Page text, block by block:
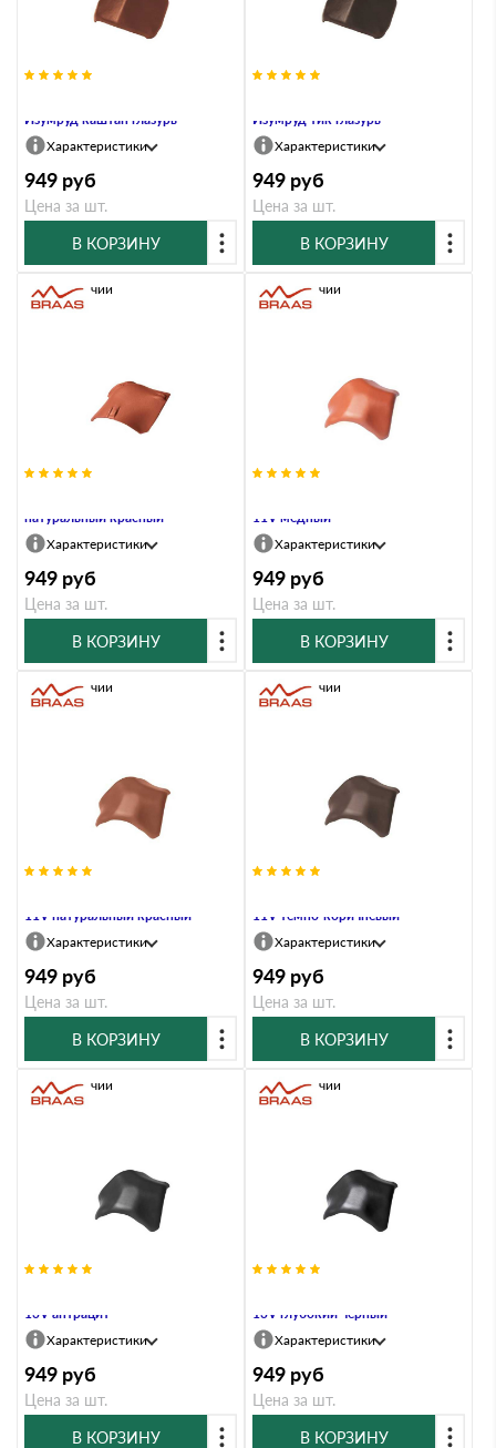
Изумруд каштан глазурь
Характеристики
949 руб
Цена за шт.
В КОРЗИНУ
Изумруд тик глазурь
Характеристики
949 руб
Цена за шт.
В КОРЗИНУ
натуральный красный
В наличии
Характеристики
949 руб
Цена за шт.
В КОРЗИНУ
11V медный
В наличии
Характеристики
949 руб
Цена за шт.
В КОРЗИНУ
11V натуральный красный
В наличии
Характеристики
949 руб
Цена за шт.
В КОРЗИНУ
11V темно-коричневый
В наличии
Характеристики
949 руб
Цена за шт.
В КОРЗИНУ
13V антрацит
В наличии
Характеристики
949 руб
Цена за шт.
В КОРЗИНУ
13V глубокий черный
В наличии
Характеристики
949 руб
Цена за шт.
В КОРЗИНУ